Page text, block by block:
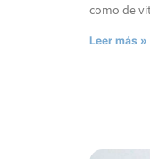
como de
Leer más »